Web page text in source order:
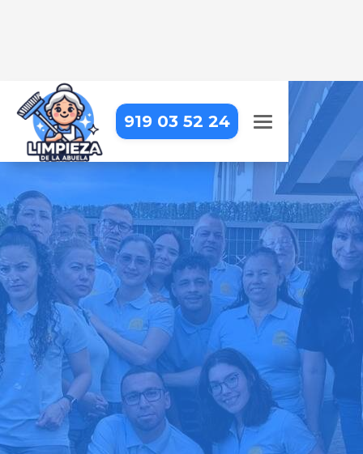
919 03 52 24
EMPRESA DE LIMPIEZA EN
CERVERA DE BUITRAGO
Llevamos la limpieza profesional
hasta tu puerta, para que puedas
centrarte en lo que realmente
importa
Pide tu presupuesto gratis
Llama hoy: 919 03 52 24